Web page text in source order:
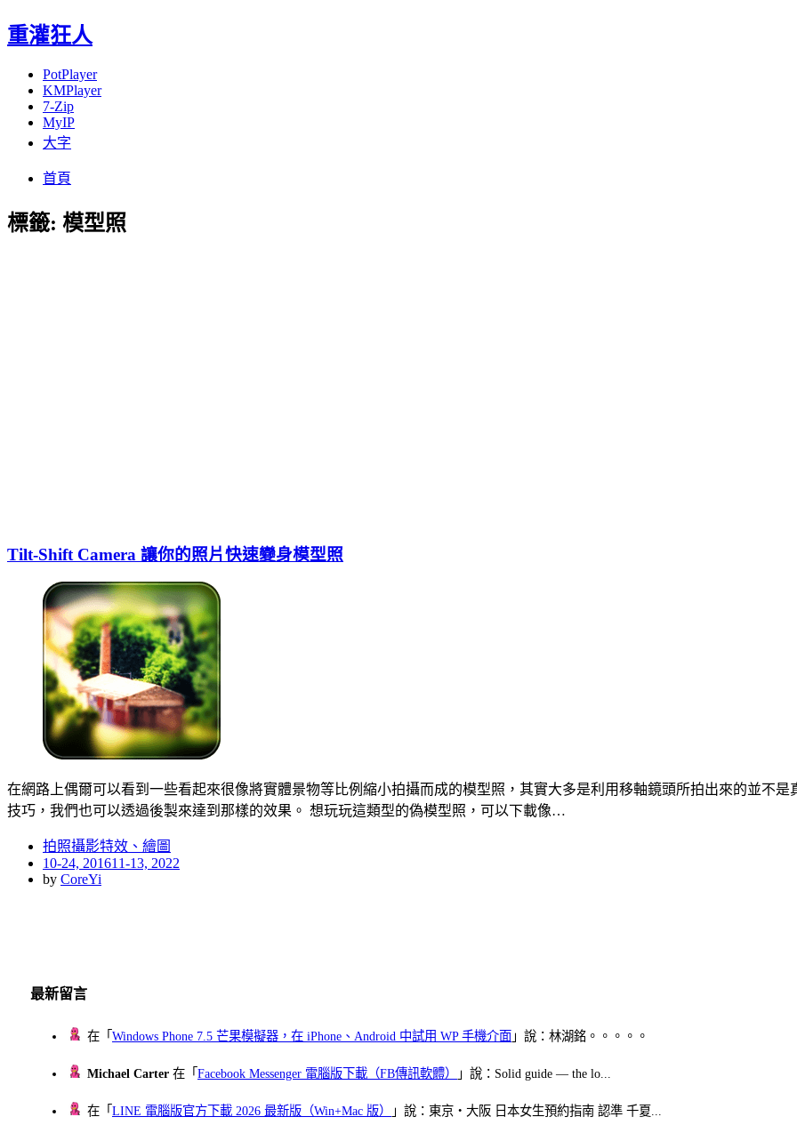
重灌狂人
PotPlayer
KMPlayer
7-Zip
MyIP
大字
首頁
標籤: 模型照
Tilt-Shift Camera 讓你的照片快速變身模型照
在網路上偶爾可以看到一些看起來很像將實體景物等比例縮小拍攝而成的模型照，其實大多是利用移軸鏡頭所拍出來的並不
技巧，我們也可以透過後製來達到那樣的效果。 想玩玩這類型的偽模型照，可以下載像…
拍照攝影特效、繪圖
Posted
on
10-24, 201611-13, 2022
by CoreYi
最新留言
在「Windows Phone 7.5 芒果模擬器，在 iPhone、Android 中試用 WP 手機介面 」說：林湖銘。。。。。
Michael Carter 在「Facebook Messenger 電腦版下載（FB傳訊軟體） 」說：Solid guide — the lo...
在「LINE 電腦版官方下載 2026 最新版（Win+Mac 版） 」說：東京・大阪 日本女生預約指南 認準 千夏...